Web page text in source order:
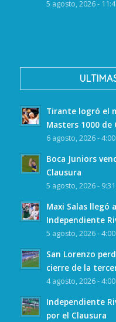
5 agosto, 2026 -
Tirante logró el
Masters 1000 de
6 agosto, 2026 -
Boca Juniors
Clausura
5 agosto, 2026 -
Maxi Salas llegó
Independiente
5 agosto, 2026 -
San Lorenzo
cierre de la
4 agosto, 2026 -
Independiente
por el Clausura